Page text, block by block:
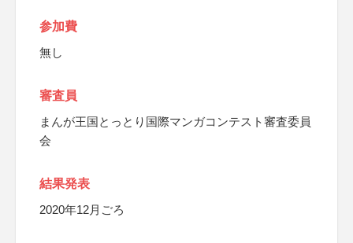
参加費
無し
審査員
まんが王国とっとり国際マンガコンテスト審査委員
会
結果発表
2020年12月ごろ